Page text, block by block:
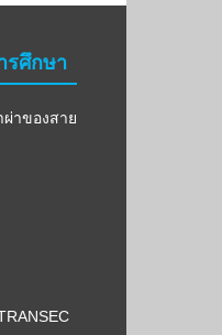
รศึกษา
าของสาย